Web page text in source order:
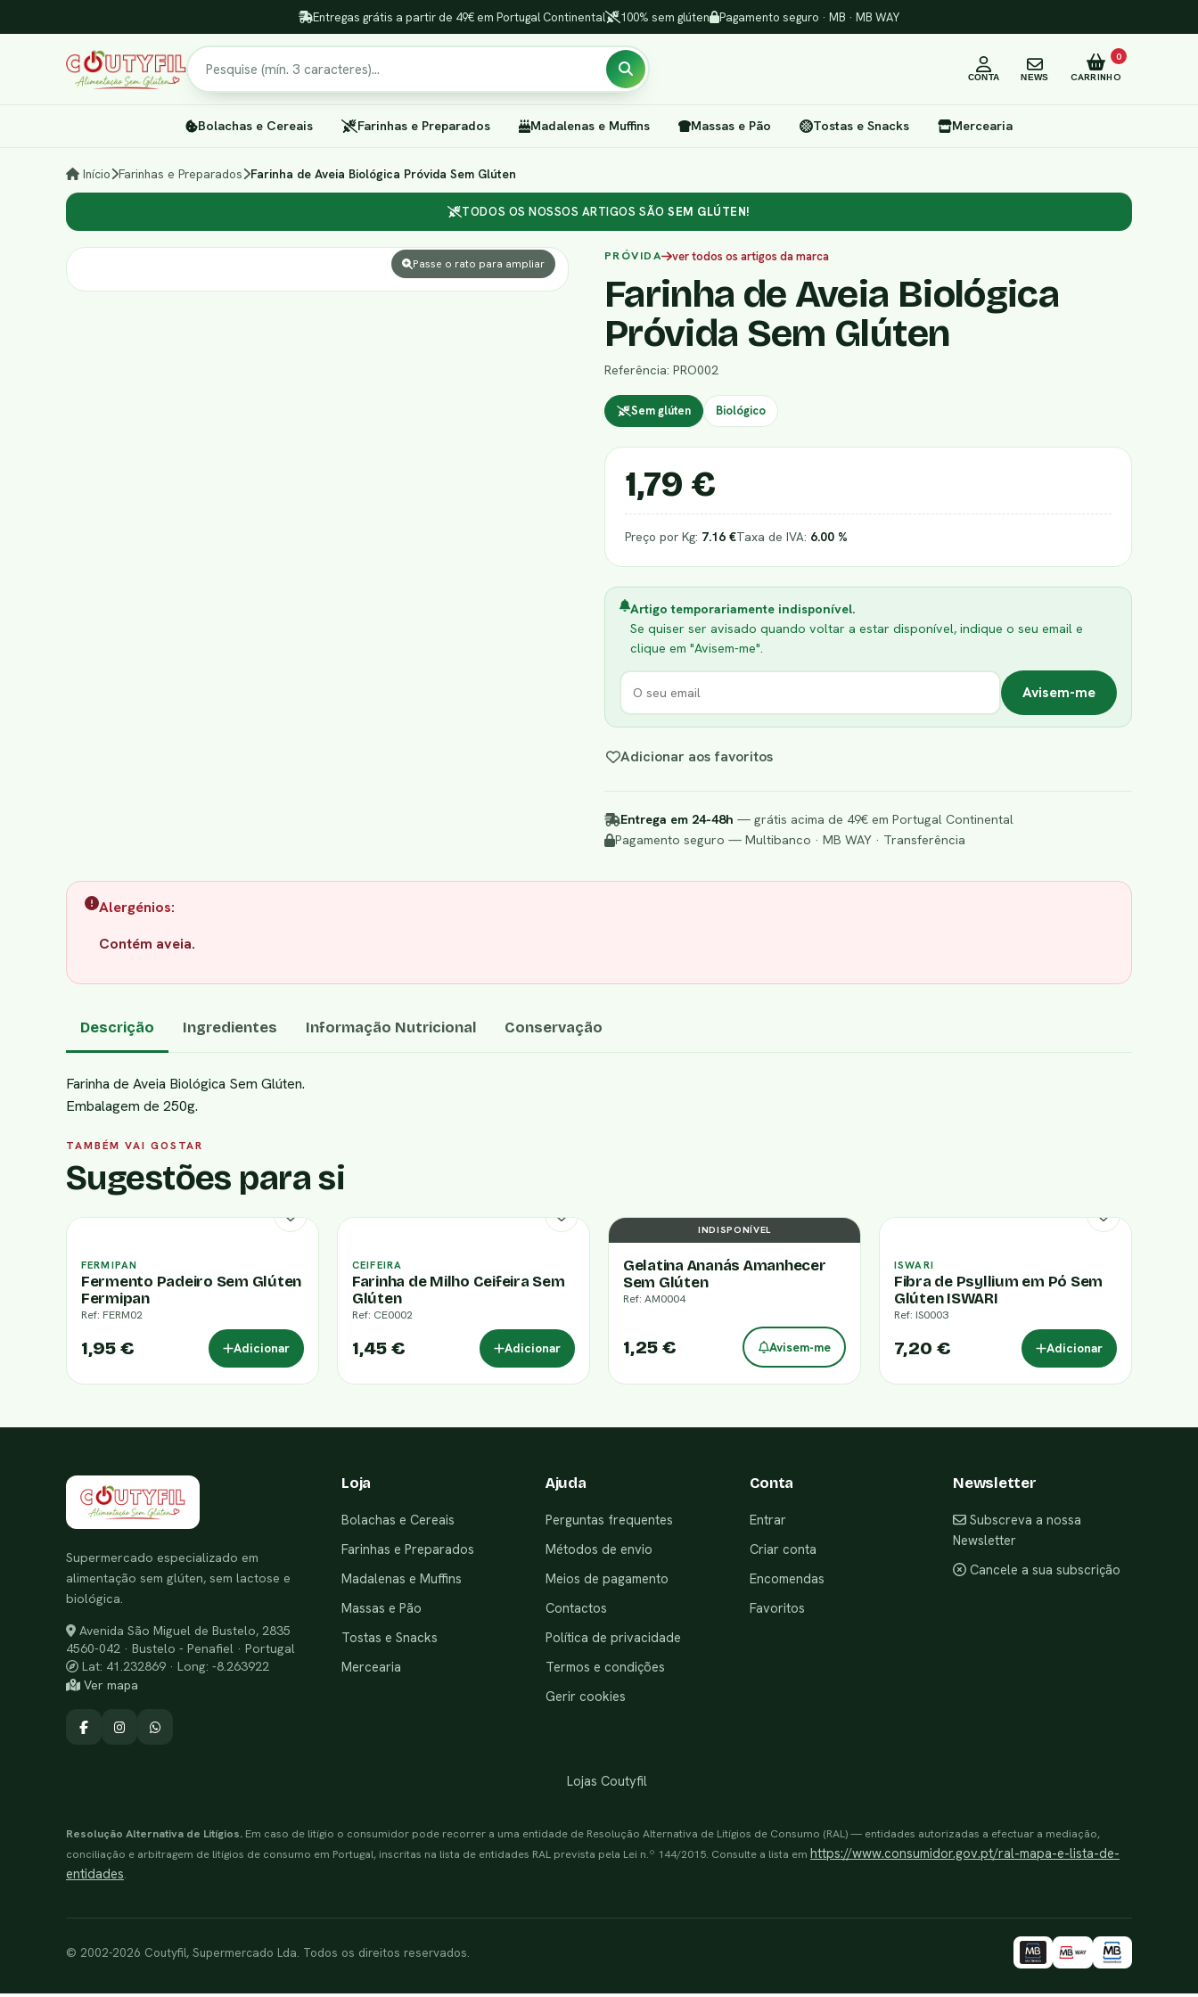
Entregas grátis a partir de 49€ em Portugal Continental 100% sem glúten Pagamento seguro · MB · MB WAY
Pesquisar
CONTA NEWS CARRINHO
0
Bolachas e Cereais Farinhas e Preparados Madalenas e Muffins Massas e Pão Tostas e Snacks Mercearia
Início Farinhas e Preparados Farinha de Aveia Biológica Próvida Sem Glúten
TODOS OS NOSSOS ARTIGOS SÃO SEM GLÚTEN!
Passe o rato para ampliar
PRÓVIDA ver todos os artigos da marca
Farinha de Aveia Biológica
Próvida Sem Glúten
Referência: PRO002
Sem glúten Biológico
1,79 €
Preço por Kg: 7.16 €Taxa de IVA: 6.00 %
Artigo temporariamente indisponível.
Se quiser ser avisado quando voltar a estar disponível, indique o seu email e
clique em "Avisem-me".
Avisem-me
Adicionar aos favoritos
Entrega em 24-48h — grátis acima de 49€ em Portugal Continental
Pagamento seguro — Multibanco · MB WAY · Transferência
Alergénios:
Contém aveia.
Descrição Ingredientes Informação Nutricional Conservação
Farinha de Aveia Biológica Sem Glúten.
Embalagem de 250g.
TAMBÉM VAI GOSTAR
Sugestões para si
FERMIPAN
Fermento Padeiro Sem Glúten
Fermipan
Ref: FERM02
1,95 € Adicionar
CEIFEIRA
Farinha de Milho Ceifeira Sem
Glúten
Ref: CE0002
1,45 € Adicionar
INDISPONÍVEL
Gelatina Ananás Amanhecer
Sem Glúten
Ref: AM0004
1,25 € Avisem-me
ISWARI
Fibra de Psyllium em Pó Sem
Glúten ISWARI
Ref: IS0003
7,20 € Adicionar
Supermercado especializado em
alimentação sem glúten, sem lactose e
biológica.
Avenida São Miguel de Bustelo, 2835
4560-042 · Bustelo - Penafiel · Portugal
Lat: 41.232869 · Long: -8.263922
Ver mapa
Loja
Bolachas e Cereais
Farinhas e Preparados
Madalenas e Muffins
Massas e Pão
Tostas e Snacks
Mercearia
Ajuda
Perguntas frequentes
Métodos de envio
Meios de pagamento
Contactos
Política de privacidade
Termos e condições
Gerir cookies
Conta
Entrar
Criar conta
Encomendas
Favoritos
Newsletter
Subscreva a nossa
Newsletter
Cancele a sua subscrição
Lojas Coutyfil
Resolução Alternativa de Litígios. Em caso de litígio o consumidor pode recorrer a uma entidade de Resolução Alternativa de Litígios de Consumo (RAL) — entidades autorizadas a efectuar a mediação,
conciliação e arbitragem de litígios de consumo em Portugal, inscritas na lista de entidades RAL prevista pela Lei n.º 144/2015. Consulte a lista em https://www.consumidor.gov.pt/ral-mapa-e-lista-de-
entidades.
© 2002-2026 Coutyfil, Supermercado Lda. Todos os direitos reservados.